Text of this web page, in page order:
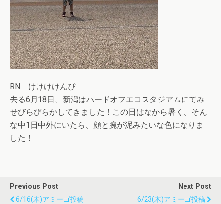
RN けけけけんぴ
去る6月18日、新潟はハードオフエコスタジアムにてみ
せびらびらかしてきました！この日はなから暑く、そん
な中1日中外にいたら、顔と腕が泥みたいな色になりま
した！
Previous Post
6/16(木)アミーゴ投稿
Next Post
6/23(木)アミーゴ投稿